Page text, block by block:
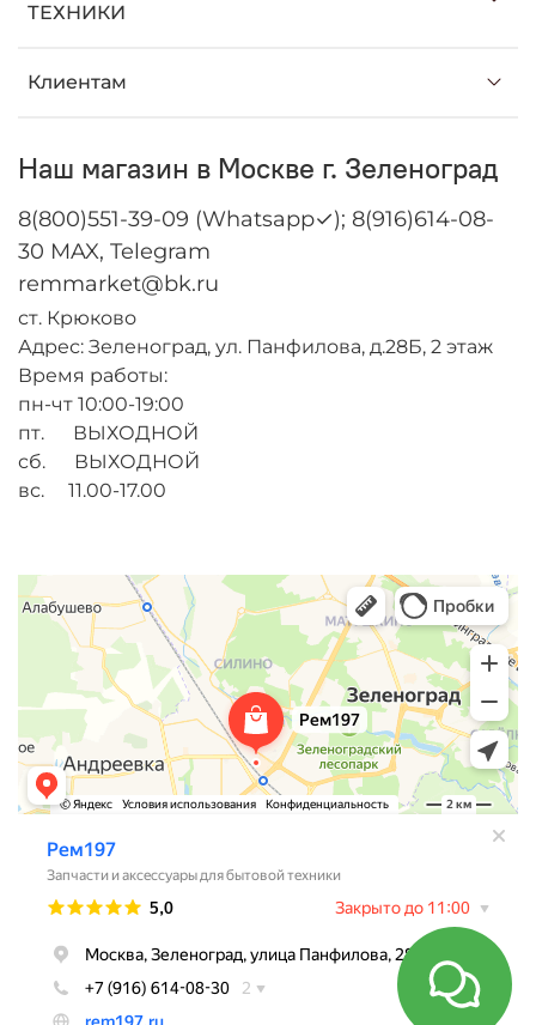
ТЕХНИКИ
Клиентам
Наш магазин в Москве г. Зеленоград
8(800)551-39-09 (Whatsapp✓); 8(916)614-08-
30 MAX, Telegram
remmarket@bk.ru
ст. Крюково
Адрес: Зеленоград, ул. Панфилова, д.28Б, 2 этаж
Время работы:
пн-чт 10:00-19:00
пт. ВЫХОДНОЙ
сб. ВЫХОДНОЙ
вс. 11.00-17.00